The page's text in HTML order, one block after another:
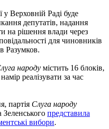
у Верховній Раді буде
депутатів, надання
на рішення влади через
для чиновників
Разумков.
народу містить 16 блоків,
реалізувати за час
партія Слуга народу
представила
вибори.